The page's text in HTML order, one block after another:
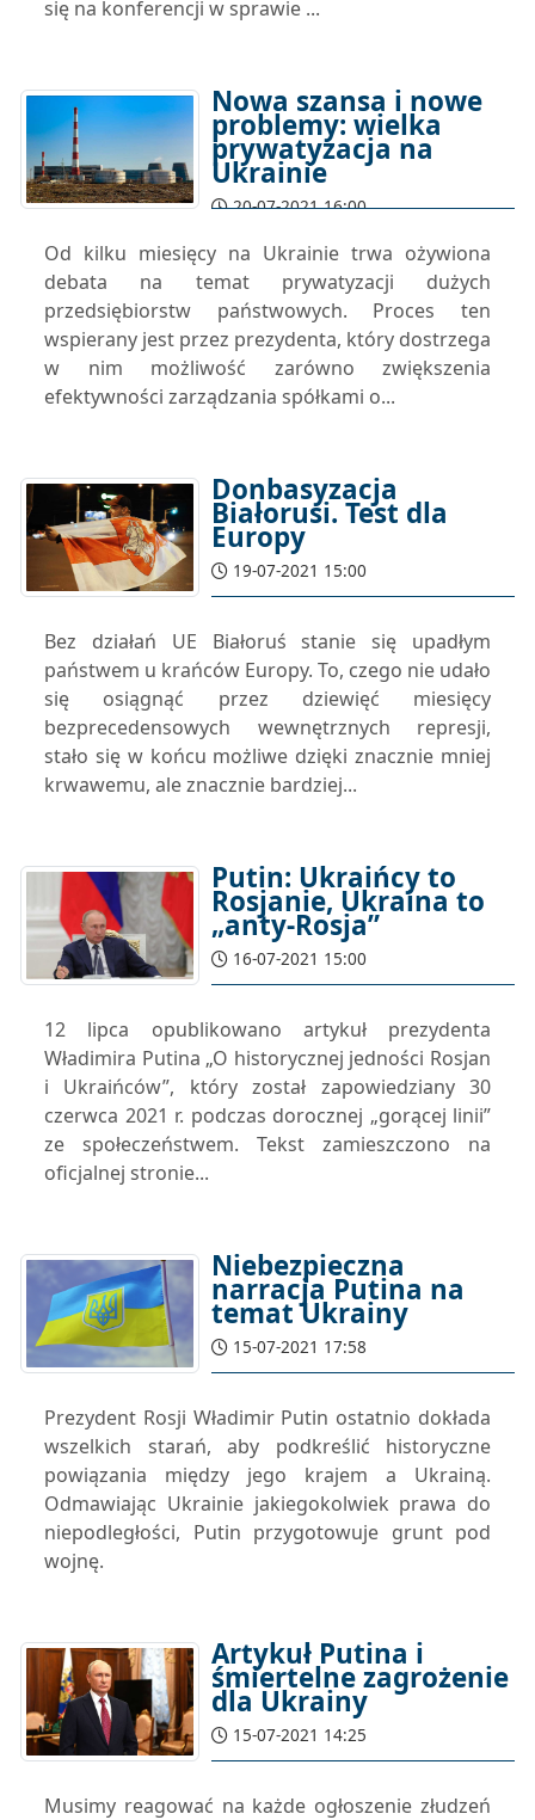
się na konferencji w sprawie ...
Nowa szansa i nowe
problemy: wielka
prywatyzacja na
Ukrainie
20-07-2021 16:00
Od kilku miesięcy na Ukrainie trwa ożywiona
debata na temat prywatyzacji dużych
przedsiębiorstw państwowych. Proces ten
wspierany jest przez prezydenta, który dostrzega
w nim możliwość zarówno zwiększenia
efektywności zarządzania spółkami o...
Donbasyzacja
Białorusi. Test dla
Europy
19-07-2021 15:00
Bez działań UE Białoruś stanie się upadłym
państwem u krańców Europy. To, czego nie udało
się osiągnąć przez dziewięć miesięcy
bezprecedensowych wewnętrznych represji,
stało się w końcu możliwe dzięki znacznie mniej
krwawemu, ale znacznie bardziej...
Putin: Ukraińcy to
Rosjanie, Ukraina to
„anty-Rosja”
16-07-2021 15:00
12 lipca opublikowano artykuł prezydenta
Władimira Putina „O historycznej jedności Rosjan
i Ukraińców”, który został zapowiedziany 30
czerwca 2021 r. podczas dorocznej „gorącej linii”
ze społeczeństwem. Tekst zamieszczono na
oficjalnej stronie...
Niebezpieczna
narracja Putina na
temat Ukrainy
15-07-2021 17:58
Prezydent Rosji Władimir Putin ostatnio dokłada
wszelkich starań, aby podkreślić historyczne
powiązania między jego krajem a Ukrainą.
Odmawiając Ukrainie jakiegokolwiek prawa do
niepodległości, Putin przygotowuje grunt pod
wojnę.
Artykuł Putina i
śmiertelne zagrożenie
dla Ukrainy
15-07-2021 14:25
Musimy reagować na każde ogłoszenie złudzeń